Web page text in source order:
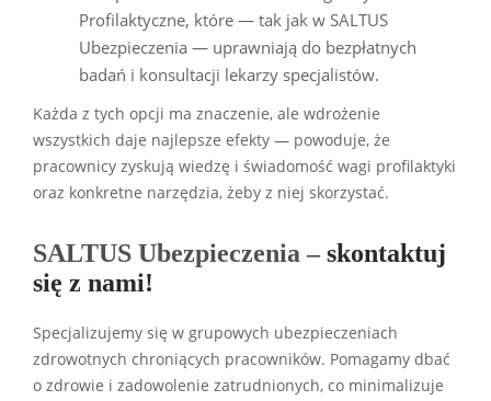
Profilaktyczne, które — tak jak w SALTUS
Ubezpieczenia — uprawniają do bezpłatnych
badań i konsultacji lekarzy specjalistów.
Każda z tych opcji ma znaczenie, ale wdrożenie
wszystkich daje najlepsze efekty — powoduje, że
pracownicy zyskują wiedzę i świadomość wagi profilaktyki
oraz konkretne narzędzia, żeby z niej skorzystać.
SALTUS Ubezpieczenia –skontaktuj
się z nami!
Specjalizujemy się w grupowych ubezpieczeniach
zdrowotnych chroniących pracowników. Pomagamy dbać
o zdrowie i zadowolenie zatrudnionych, co minimalizuje